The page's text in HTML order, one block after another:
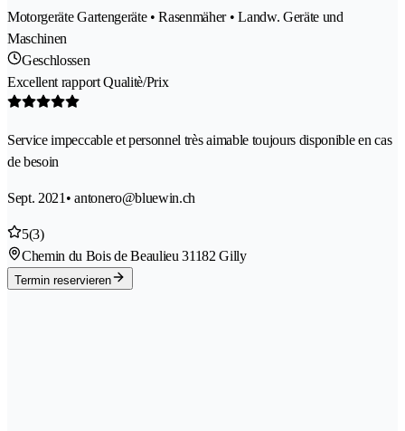
Motorgeräte Gartengeräte • Rasenmäher • Landw. Geräte und
Maschinen
Geschlossen
Excellent rapport Qualitè/Prix
Service impeccable et personnel très aimable toujours disponible en cas
de besoin
Sept. 2021 • antonero@bluewin.ch
5(3)
Chemin du Bois de Beaulieu 31182 Gilly
Termin reservieren